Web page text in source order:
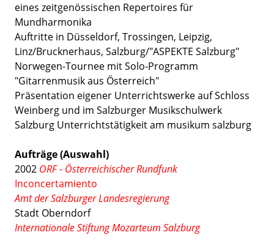
eines zeitgenössischen Repertoires für
Mundharmonika
Auftritte in Düsseldorf, Trossingen, Leipzig,
Linz/Brucknerhaus, Salzburg/"ASPEKTE Salzburg"
Norwegen-Tournee mit Solo-Programm
"Gitarrenmusik aus Österreich"
Präsentation eigener Unterrichtswerke auf Schloss
Weinberg und im Salzburger Musikschulwerk
Salzburg Unterrichtstätigkeit am musikum salzburg
Aufträge (Auswahl)
2002 ORF - Österreichischer Rundfunk
Inconcertamiento
Amt der Salzburger Landesregierung
Stadt Oberndorf
Internationale Stiftung Mozarteum Salzburg